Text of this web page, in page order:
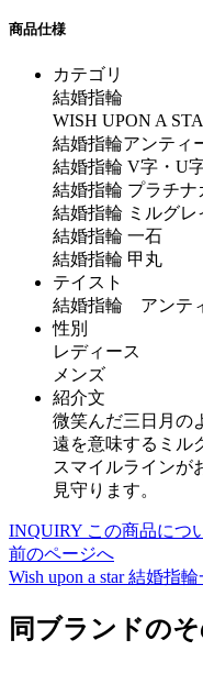
商品仕様
カテゴリ
結婚指輪
WISH UPON A
結婚指輪アンティ
結婚指輪 V字・U
結婚指輪 プラチナ
結婚指輪 ミルグレ
結婚指輪 一石
結婚指輪 甲丸
テイスト
結婚指輪 アンテ
性別
レディース
メンズ
紹介文
微笑んだ三日月の
遠を意味するミル
スマイルラインが
見守ります。
INQUIRY この商品につ
前のページへ
Wish upon a star 結婚指輪
同ブランドの